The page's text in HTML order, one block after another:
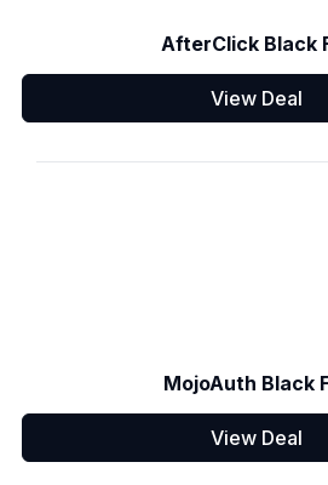
AfterClick Black
View Deal
MojoAuth Black
View Deal